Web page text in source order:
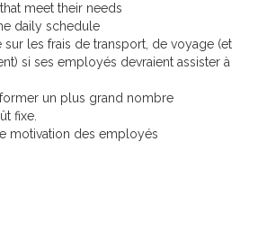
meet their needs
daily schedule
sur les frais de transport, de voyage (et
si ses employés devraient assister à
un plus grand nombre
fixe.
motivation des employés